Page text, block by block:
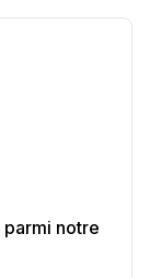
parmi notre